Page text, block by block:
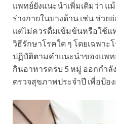
แพทย์ยังแนะนำเพิ่มเติมว่า แม้
ร่างกายในบางด้าน เช่น ช่ว
แต่ไม่ควรดื่มเข้มข้นหรือใช้แ
วิธีรักษาโรคใด ๆ โดยเฉพาะ
ปฏิบัติตามคำแนะนำของแพ
กินอาหารครบ 5 หมู่ ออกกำลั
ตรวจสุขภาพประจำปี เพื่อป้